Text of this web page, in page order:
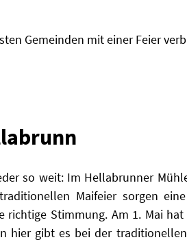
Gemeinden mit einer Feier
so weit: Im Hellabrunner
Maifeier sorgen
Stimmung. Am 1. Mai
hier gibt es bei der